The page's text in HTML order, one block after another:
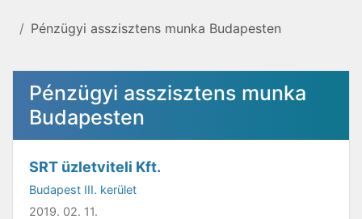
Pénzügyi asszisztens munka Budapesten
Pénzügyi asszisztens munka
Budapesten
SRT üzletviteli Kft.
Budapest III. kerület
2019. 02. 11.